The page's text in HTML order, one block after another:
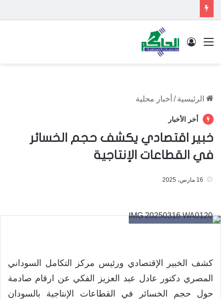
القائمة تسجيل الدخول
الرئيسية / أخبار محلية
أخر الأخبار
خبير اقتصادي يكشف حجم الخسائر
في القطاعات الإنتاجية
16 مارس، 2025
كشف الخبير الإقتصادي ورئيس مركز التكامل السوداني
المصري دكتور عادل عبد العزيز الفكي عن ارقام صادمة
حول حجم الخسائر في القطاعات الإنتاجية بالسودان